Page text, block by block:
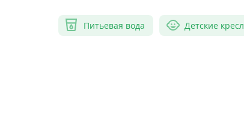
Питьевая вода Детские